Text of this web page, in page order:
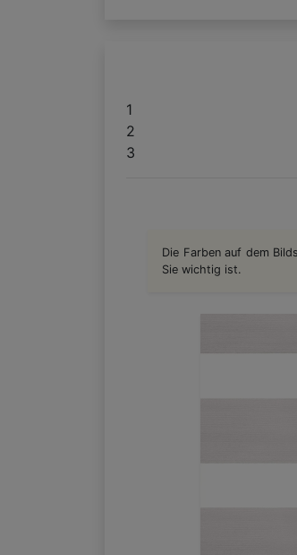
1
2
3
Die Farben auf dem
Sie wichtig ist.